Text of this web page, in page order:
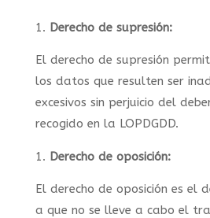
Derecho de supresión:
El derecho de supresión
los datos que resulten ser
excesivos sin perjuicio del
recogido en la LOPDGDD.
Derecho de oposición:
El derecho de oposición es el
a que no se lleve a cabo el